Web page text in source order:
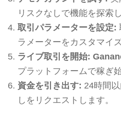
リスクなしで機能を探索し
取引パラメーターを設定:
ラメーターをカスタマイ
ライブ取引を開始:
プラットフォームで稼ぎ
資金を引き出す: 24時間
しをリクエストします。